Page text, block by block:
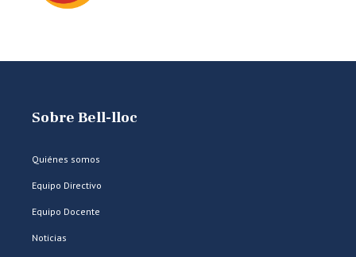
Sobre Bell-lloc
Quiénes somos
Equipo Directivo
Equipo Docente
Noticias